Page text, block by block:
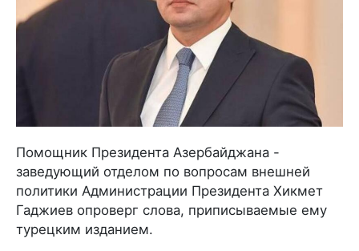
Помощник Президента Азербайджана -
заведующий отделом по вопросам внешней
политики Администрации Президента Хикмет
Гаджиев опроверг слова, приписываемые ему
турецким изданием.